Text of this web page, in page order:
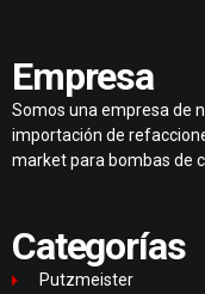
Empresa
Somos una empresa de
importación de
market para bombas de
Categorías
Putzmeister